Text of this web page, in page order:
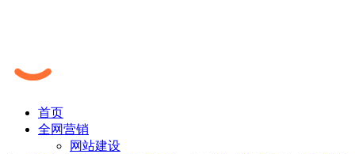
首页
全网营销
网站建设